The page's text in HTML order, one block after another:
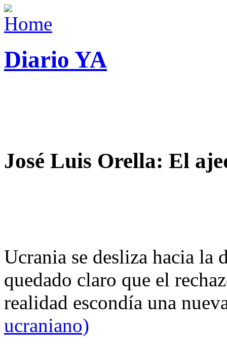
Diario YA
José Luis Orella: El
Ucrania se desliza hacia
quedado claro que el
realidad escondía una
ucraniano)